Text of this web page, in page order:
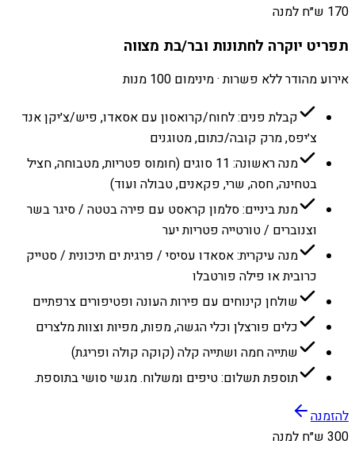
170 ש״ח למנה
תפריט יוקרה לחתונות ובר/בת מצווה
אירוע מהודר ללא פשרות · מינימום 100 מנות
קבלת פנים: לחוח/קרואסון עם אסאדו, פיש/צ׳יקן אנד
צ׳יפס, מרק קובה/כתום, מטוגנים
מנה ראשונה: 11 סוגים (חומוס פטריות, מטבוחה, חציל
בטחינה, חסה, שרי, פקאנים, טבולה ועוד)
מנת ביניים: סלמון קראסט עם פירה בטטה / סיגר בשר
וצנוברים / טורטייה פטריות יער
מנה עיקרית: אסאדו עסיסי / פרגית ים תיכונית / סטייק
כרובית או פילה פורטבלו
שולחן קינוחים עם פירות העונה ופטיפורים צרפתיים
כלים פורצלן וכלי הגשה, מפות, מפיות וצוות מלצרים
שתייה חמה ושתייה קלה (קוקה קולה ופריגת)
תוספת תשלום: טיפים ומשלוח. מגשי סושי בתוספת.
להזמנה
300 ש״ח למנה